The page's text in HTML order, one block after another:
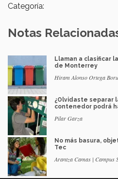
Categoría:
Notas
Llaman a clasificar
de Monterrey
Hiram Alonso Ortega
¿Olvidaste separar
contenedor podrá
Pilar Garza
No más basura,
Tec
Arantza Camas | Campus